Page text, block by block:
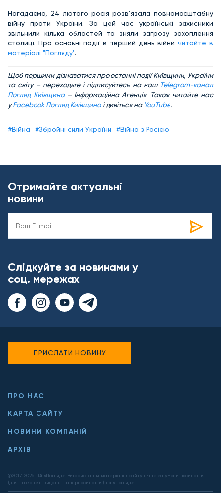
Нагадаємо, 24 лютого росія розв’язала повномасштабну
війну проти України. За цей час українські захисники
звільнили кілька областей та зняли загрозу захоплення
столиці. Про основні події в перший день війничитайте в
матеріалі "Погляду".
Щоб першими дізнаватися про останні події Київщини, України
та світу – переходьте і підписуйтесь на наш Telegram-канал
Погляд Київщина– Інформаційна Агенція. Також читайте нас
уFacebook Погляд Київщина і дивіться на YouTube.
#Війна #Збройні сили України #Війна з Росією
Отримайте актуальні
новини
Слідкуйте за новинами у
соц. мережах
ПРО НАС
КАРТА САЙТУ
НОВИНИ КОМПАНІЙ
АРХІВ
@2017-2026- ІА «Погляд». Використання матеріалів сайту лише за умови посилання
(для інтернет-видань - гіперпосилання) на «Погляд».
ПРИСЛАТИ НОВИНУ